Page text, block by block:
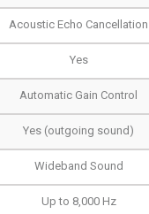
Acoustic Echo Cancellation
Yes
Automatic Gain Control
Yes (outgoing sound)
Wideband Sound
Up to 8,000 Hz